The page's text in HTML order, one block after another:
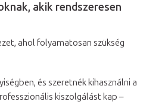
akik rendszeresen
ahol folyamatosan szükség
és szeretnék kihasználni a
kiszolgálást kap –